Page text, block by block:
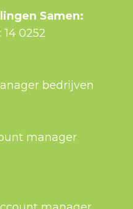
Samen:
14 0252
bedrijven
manager